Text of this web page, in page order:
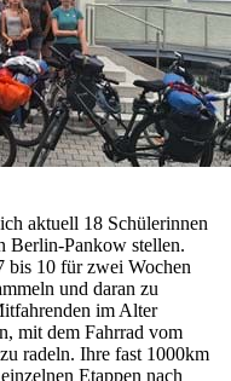
aktuell 18 Schülerinnen
Berlin-Pankow stellen.
bis 10 für zwei Wochen
und daran zu
im Alter
mit dem Fahrrad vom
radeln. Ihre fast 1000km
Etappen nach